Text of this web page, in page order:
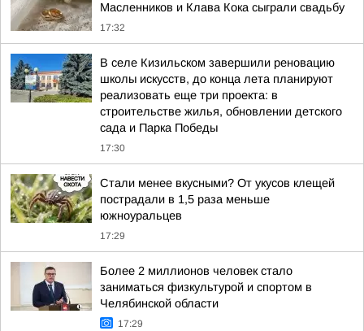
Масленников и Клава Кока сыграли свадьбу
17:32
В селе Кизильском завершили реновацию
школы искусств, до конца лета планируют
реализовать еще три проекта: в
строительстве жилья, обновлении детского
сада и Парка Победы
17:30
Стали менее вкусными? От укусов клещей
пострадали в 1,5 раза меньше
южноуральцев
17:29
Более 2 миллионов человек стало
заниматься физкультурой и спортом в
Челябинской области
17:29